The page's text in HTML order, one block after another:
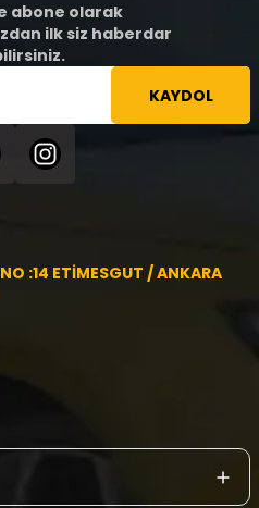
abone olarak
ilk siz haberdar
KAYDOL
:14 ETİMESGUT / ANKARA